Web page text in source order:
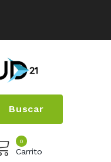
Buscar
0
Carrito